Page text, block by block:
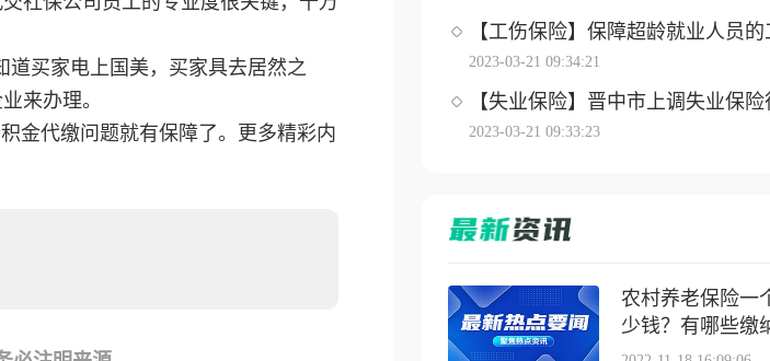
道买家电上国美，买家具去居然之
来办理。
金代缴问题就有保障了。更多精彩内
【工伤保险】保障超龄就业人员
2023-03-21 09:34:21
【失业保险】晋中市上调失业保
2023-03-21 09:33:23
农村养老保险一
少钱？有哪些缴